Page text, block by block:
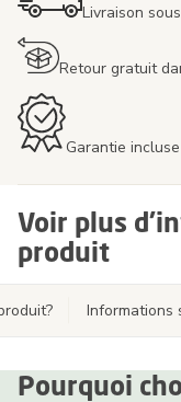
Livraison
Retour gratuit
Garantie
Voir plus
produit
Informations
Pourquoi